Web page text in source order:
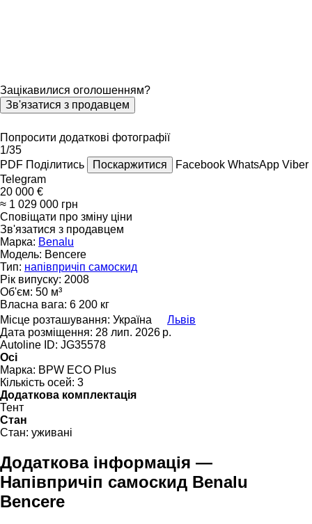
Зацікавилися оголошенням?
Зв'язатися з продавцем
Попросити додаткові фотографії
1/35
PDF Поділитись Поскаржитися Facebook WhatsApp Viber
Telegram
20 000 €
≈ 1 029 000 грн
Сповіщати про зміну ціни
Зв'язатися з продавцем
Марка: Benalu
Модель: Bencere
Тип: напівпричіп самоскид
Рік випуску: 2008
Об'єм: 50 м³
Власна вага: 6 200 кг
Місце розташування: Україна
Львів
Дата розміщення: 28 лип. 2026 р.
Autoline ID: JG35578
Осі
Марка: BPW ECO Plus
Кількість осей: 3
Додаткова комплектація
Тент
Стан
Стан: уживані
Додаткова інформація —
Напівпричіп самоскид Benalu
Bencere